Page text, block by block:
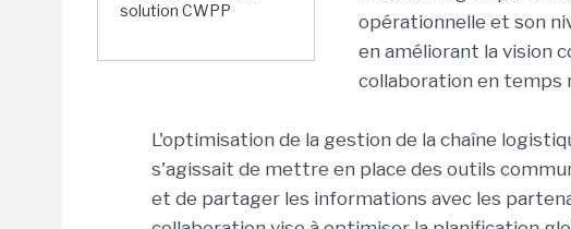
solution CWPP
opérationnelle et son
en améliorant la vision
collaboration en temps
L'optimisation de la gestion de la chaîne
s'agissait de mettre en place des outils
et de partager les informations avec les